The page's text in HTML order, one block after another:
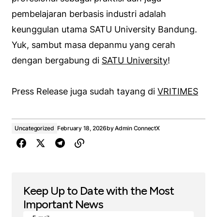
pembelajaran berbasis industri adalah
keunggulan utama SATU University Bandung.
Yuk, sambut masa depanmu yang cerah
dengan bergabung di SATU University!
Press Release juga sudah tayang di VRITIMES
Uncategorized February 18, 2026byAdmin ConnectX
Keep Up to Date with the Most
Important News